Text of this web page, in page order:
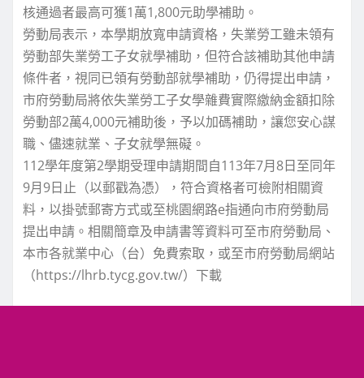
核通過者最高可獲1萬1,800元助學補助。
勞動局表示，本學期放寬申請資格，失業勞工雖未領有
勞動部失業勞工子女就學補助，但符合該補助其他申請
條件者，視同已領有勞動部就學補助，仍得提出申請，
市府勞動局將依失業勞工子女學雜費實際繳納金額扣除
勞動部2萬4,000元補助後，予以加碼補助，讓您安心謀
職、儘速就業、子女就學無礙。
112學年度第2學期受理申請期間自113年7月8日至同年
9月9日止（以郵戳為憑），符合資格者可檢附相關資
料，以掛號郵寄方式或至桃園網路e指通向市府勞動局
提出申請。相關簡章及申請書等資料可至市府勞動局、
本市各就業中心（台）免費索取，或至市府勞動局網站
（https://lhrb.tycg.gov.tw/）下載